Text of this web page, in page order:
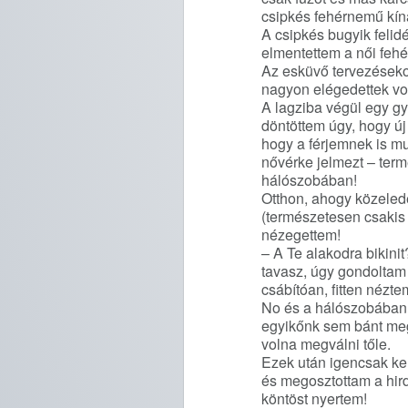
csipkés fehérnemű
A csipkés bugyik
elmentettem a női
Az esküvő
nagyon elégedettek
A lagziba végül egy
döntöttem úgy, hogy
hogy a férjemnek is
nővérke jelmezt –
hálószobában!
Otthon, ahogy
(természetesen
nézegettem!
– A Te alakodra
tavasz, úgy
csábítóan, fitten
No és a
egyikőnk sem bánt
volna megválni tőle.
Ezek után igencsak
és megosztottam a
köntöst nyertem!